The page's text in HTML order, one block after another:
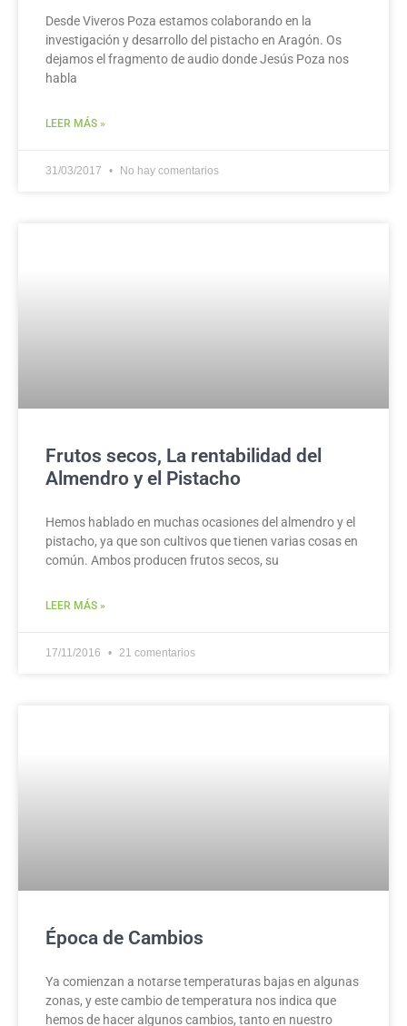
Desde Viveros Poza estamos colaborando en la
investigación y desarrollo del pistacho en Aragón. Os
dejamos el fragmento de audio donde Jesús Poza nos
habla
LEER MÁS »
31/03/2017 No hay comentarios
Frutos secos, La rentabilidad del
Almendro y el Pistacho
Hemos hablado en muchas ocasiones del almendro y el
pistacho, ya que son cultivos que tienen varias cosas en
común. Ambos producen frutos secos, su
LEER MÁS »
17/11/2016 21 comentarios
Época de Cambios
Ya comienzan a notarse temperaturas bajas en algunas
zonas, y este cambio de temperatura nos indica que
hemos de hacer algunos cambios, tanto en nuestro